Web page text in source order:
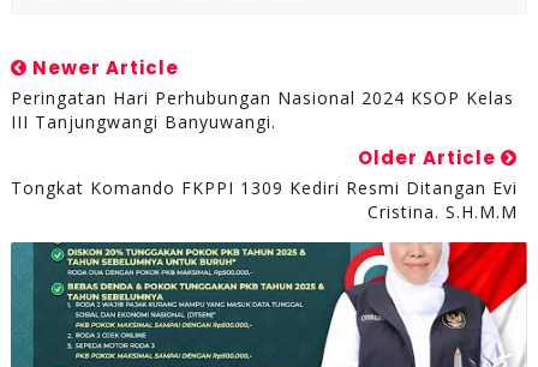
Newer Article
Peringatan Hari Perhubungan Nasional 2024 KSOP Kelas
III Tanjungwangi Banyuwangi.
Older Article
Tongkat Komando FKPPI 1309 Kediri Resmi Ditangan Evi
Cristina. S.H.M.M